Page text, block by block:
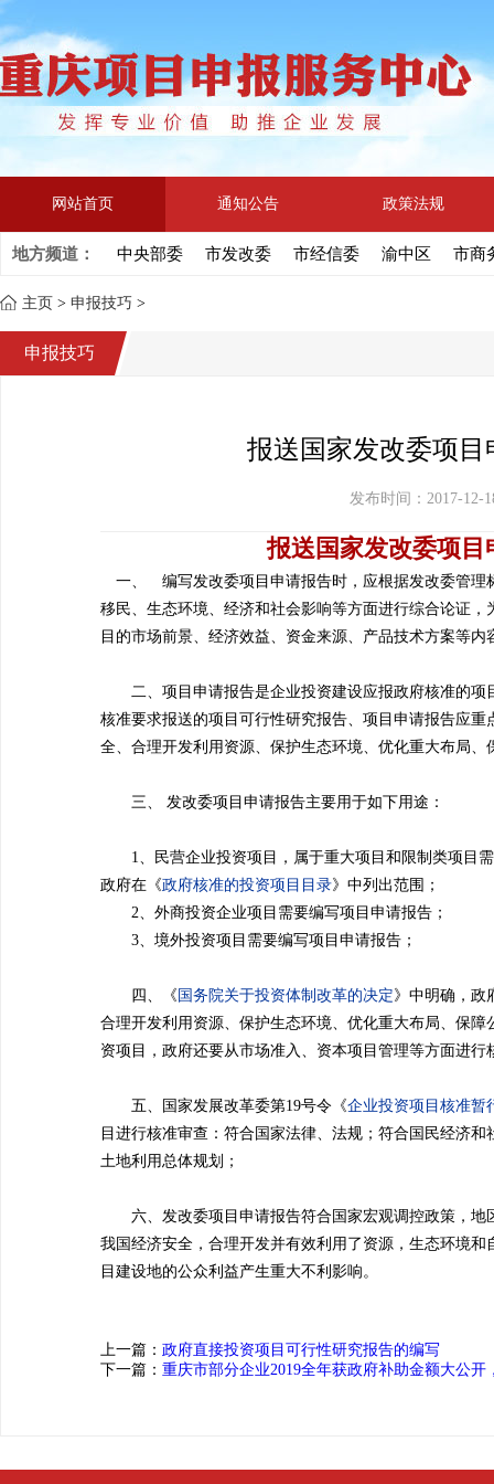
网站首页 通知公告 政策法规
地方频道： 中央部委 市发改委 市经信委 渝中区 市商
主页 > 申报技巧 >
申报技巧
报送国家发改委项
发布时间：2017-12-
报送国家发改委项
一、 编写发改委项目申请报告时，应根据发改委管理
移民、生态环境、经济和社会影响等方面进行综合论证
目的市场前景、经济效益、资金来源、产品技术方案等
二、项目申请报告是企业投资建设应报政府核准的项
核准要求报送的项目可行性研究报告、项目申请报告应
全、合理开发利用资源、保护生态环境、优化重大布局
三、 发改委项目申请报告主要用于如下用途：
1、民营企业投资项目，属于重大项目和限制类项目
政府在《政府核准的投资项目目录》中列出范围；
2、外商投资企业项目需要编写项目申请报告；
3、境外投资项目需要编写项目申请报告；
四、《 国务院关于投资体制改革的决定》中明确，政
合理开发利用资源、保护生态环境、优化重大布局、保
资项目，政府还要从市场准入、资本项目管理等方面进行
五、国家发展改革委第19号令《企业投资项目核准暂
目进行核准审查：符合国家法律、法规；符合国民经济
土地利用总体规划；
六、发改委项目申请报告符合国家宏观调控政策，地
我国经济安全，合理开发并有效利用了资源，生态环境
目建设地的公众利益产生重大不利影响。
上一篇： 政府直接投资项目可行性研究报告的编写
下一篇： 重庆市部分企业2019全年获政府补助金额大公开